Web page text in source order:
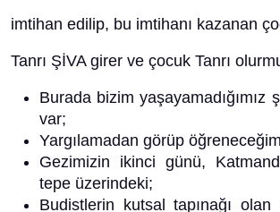
imtihan edilip, bu imtihanı kazanan
Tanrı ŞİVA girer ve çocuk Tanrı
Burada bizim yaşayamadığımız
var;
Yargılamadan görüp
Gezimizin ikinci günü,
tepe üzerindeki;
Budistlerin kutsal tapınağı olan